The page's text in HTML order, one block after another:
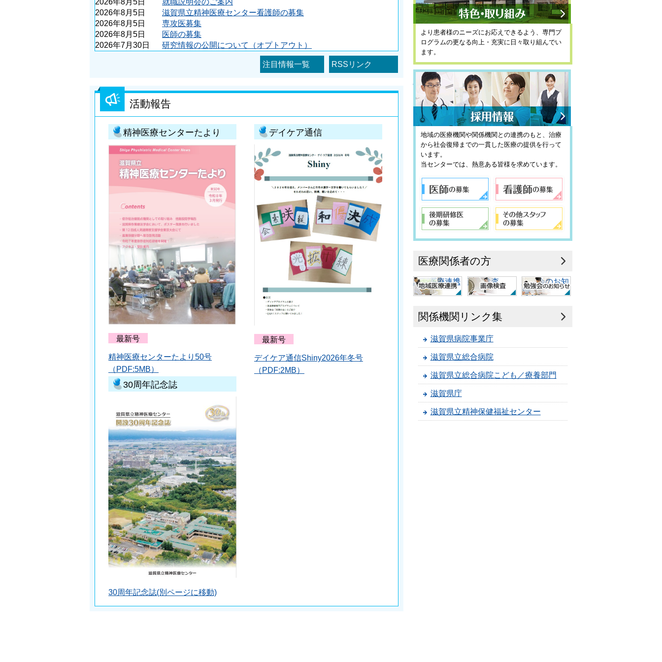
医
療
セ
ー
2026年8月5日
就職説明会のご案内
2026年8月5日
滋賀県立精神医療センター看護師の募集
2026年8月5日
専攻医募集
2026年8月5日
医師の募集
2026年7月30日
研究情報の公開について（オプトアウト）
RSSリンク
注目情報一覧
活動報告
精神医療センターたより
最新号
精神医療センターたより50号
（PDF:5MB）
デイケア通信
最新号
デイケア通信Shiny2026年冬号
（PDF:2MB）
30周年記念誌
30周年記念誌(別ページに移動)
より患者様のニーズにお応えできるよう、専門プ
ログラムの更なる向上・充実に日々取り組んでい
ます。
採用情報
地域の医療機関や関係機関との連携のもと、治療
から社会復帰までの一貫した医療の提供を行って
います。
当センターでは、熱意ある皆様を求めています。
後期研修医の募集 その他スタッフの募集
医療関係者の方
地域医療連携 画像検査
勉強会のお知
らせ
関係機関リンク集
滋賀県病院事業庁
滋賀県立総合病院
滋賀県立総合病院こども／療養部門
滋賀県庁
滋賀県立精神保健福祉センター